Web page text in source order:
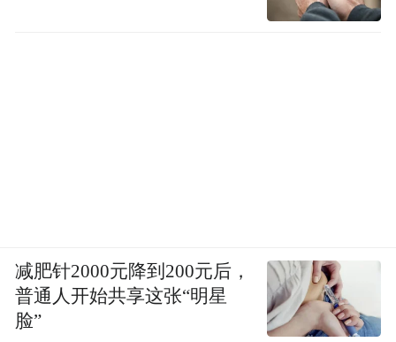
减肥针2000元降到200元后，
普通人开始共享这张“明星
脸”